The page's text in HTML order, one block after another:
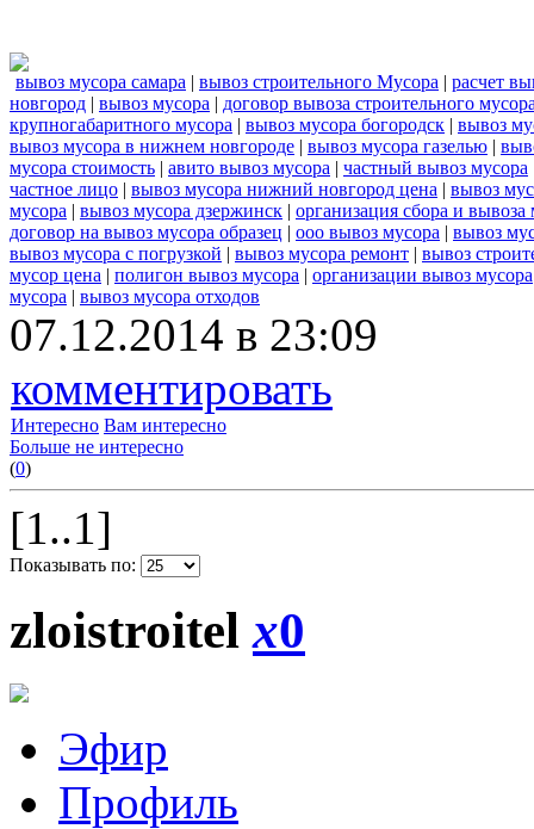
вывоз мусора самара | вывоз строительного Мусора | расчет
новгород | вывоз мусора | договор вывоза строительного
крупногабаритного мусора | вывоз мусора богородск | вывоз
вывоз мусора в нижнем новгороде | вывоз мусора газелью |
мусора стоимость | авито вывоз мусора | частный вывоз мусора
частное лицо | вывоз мусора нижний новгород цена | вывоз
мусора | вывоз мусора дзержинск | организация сбора и вывоза
договор на вывоз мусора образец | ооо вывоз мусора | вывоз
вывоз мусора с погрузкой | вывоз мусора ремонт | вывоз
мусор цена | полигон вывоз мусора | организации вывоз мусора
мусора | вывоз мусора отходов
07.12.2014 в 23:09
комментировать
Интересно Вам интересно
Больше не интересно
(0)
[1..1]
Показывать по:
zloistroitelx0
Эфир
Профиль